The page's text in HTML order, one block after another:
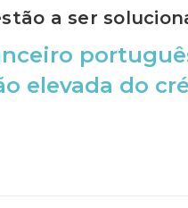
a ser
elevada do